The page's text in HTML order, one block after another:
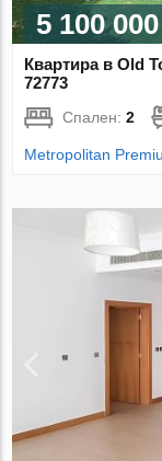
5 100
Квартира в Old
72773
Спален:2
Metropolitan